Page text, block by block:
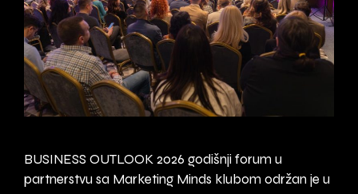
BUSINESS OUTLOOK 2026 godišnji forum u
partnerstvu sa Marketing Minds klubom održan je u